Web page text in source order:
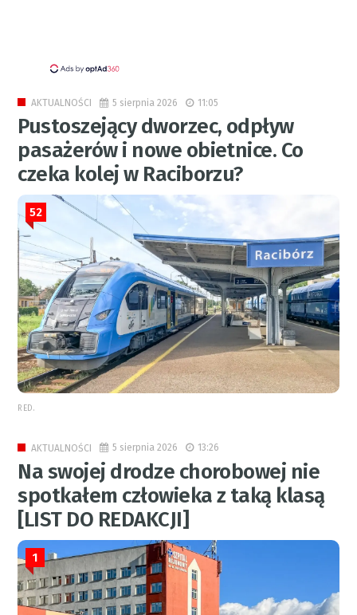
AKTUALNOŚCI 5 sierpnia 2026 11:05
Pustoszejący dworzec, odpływ
pasażerów i nowe obietnice. Co
czeka kolej w Raciborzu?
52
RED.
AKTUALNOŚCI 5 sierpnia 2026 13:26
Na swojej drodze chorobowej nie
spotkałem człowieka z taką klasą
[LIST DO REDAKCJI]
1